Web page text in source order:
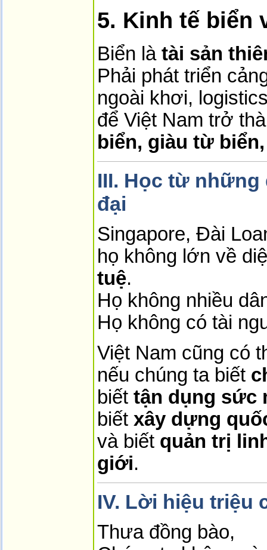
5. Kinh tế biển
Biển là tài sản
Phải phát triển
ngoài khơi,
để Việt Nam trở
biển, giàu từ
III. Học từ
đại
Singapore, Đài
họ không lớn về
tuệ.
Họ không nhiều
Họ không có tài
Việt Nam cũng có
nếu chúng ta biết
biết tận dụng sức
biết xây dựng
và biết quản trị
giới.
IV. Lời hiệu triệu
Thưa đồng bào,